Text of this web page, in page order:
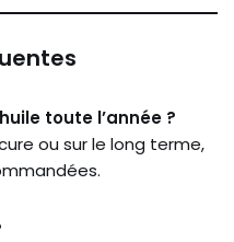
toute l’année ?
ou sur le long terme,